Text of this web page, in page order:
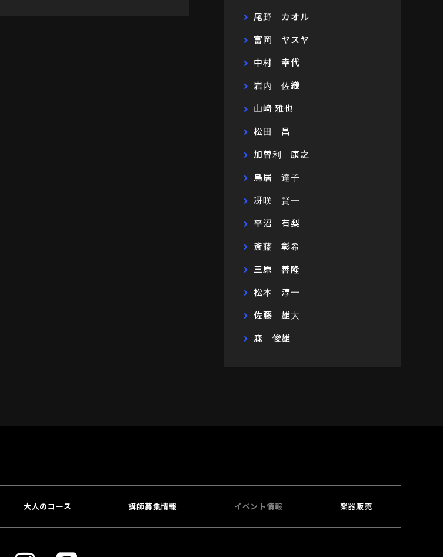
尾野 カオル
富岡 ヤスヤ
中村 幸代
岩内 佐織
山﨑 雅也
松田 昌
加曽利 康之
鳥居 達子
冴咲 賢一
平沼 有梨
斎藤 彰希
三原 善隆
松本 淳一
佐藤 雄大
森 俊雄
大人のコース 講師募集情報 イベント情報 楽器販売